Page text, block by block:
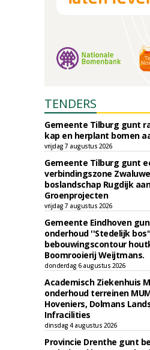
TENDERS
Gemeente Tilburg gunt
kap en herplant bomen
vrijdag 7 augustus 2026
Gemeente Tilburg gunt
verbindingszone
boslandschap Rugdijk
Groenprojecten
vrijdag 7 augustus 2026
Gemeente Eindhoven
onderhoud ''Stedelijk
bebouwingscontour
Boomrooierij Weijtmans.
donderdag 6 augustus 2026
Academisch Ziekenhuis
onderhoud terreinen
Hoveniers, Dolmans
Infracilities
dinsdag 4 augustus 2026
Provincie Drenthe gunt